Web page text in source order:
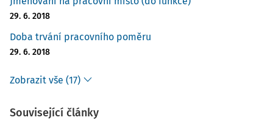
29. 6. 2018
Doba trvání pracovního poměru
29. 6. 2018
Zobrazit vše (17)
Související články